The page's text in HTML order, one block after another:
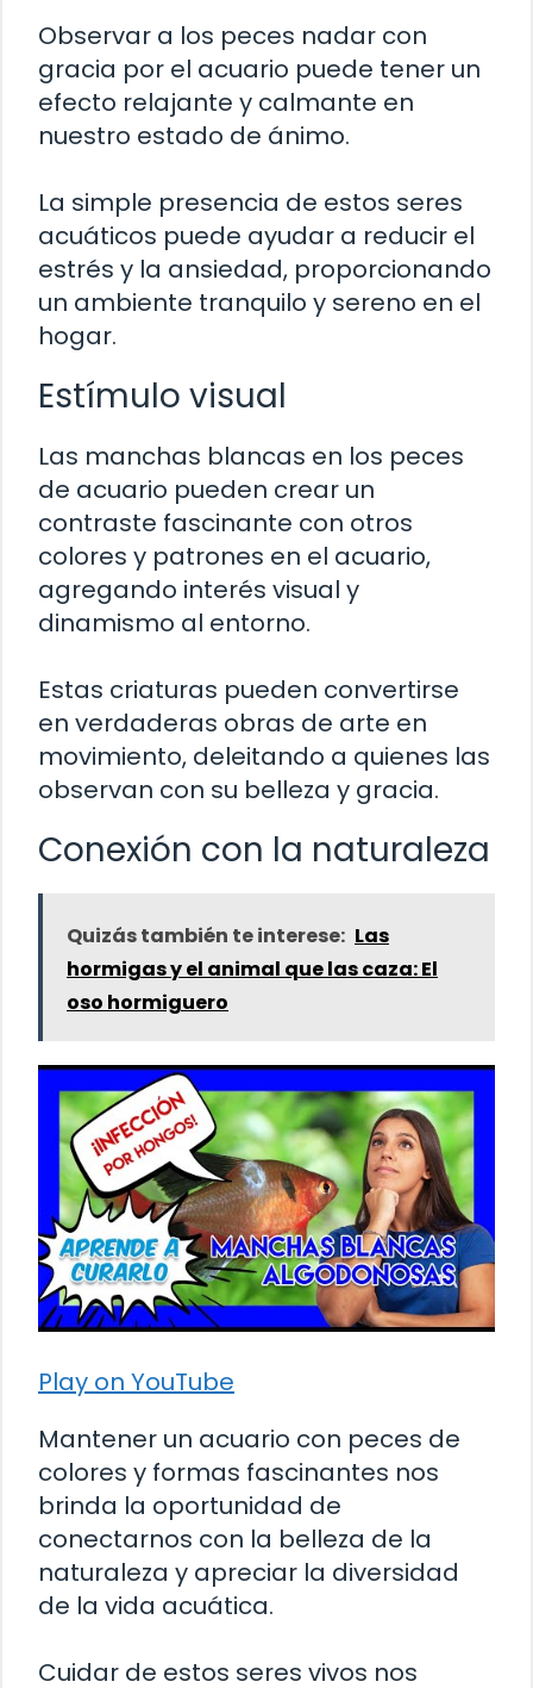
Observar a los peces nadar con
gracia por el acuario puede tener un
efecto relajante y calmante en
nuestro estado de ánimo.
La simple presencia de estos seres
acuáticos puede ayudar a reducir el
estrés y la ansiedad, proporcionando
un ambiente tranquilo y sereno en el
hogar.
Estímulo visual
Las manchas blancas en los peces
de acuario pueden crear un
contraste fascinante con otros
colores y patrones en el acuario,
agregando interés visual y
dinamismo al entorno.
Estas criaturas pueden convertirse
en verdaderas obras de arte en
movimiento, deleitando a quienes las
observan con su belleza y gracia.
Conexión con la naturaleza
Quizás también te interese: Las
hormigas y el animal que las caza: El
oso hormiguero
Play on YouTube
Mantener un acuario con peces de
colores y formas fascinantes nos
brinda la oportunidad de
conectarnos con la belleza de la
naturaleza y apreciar la diversidad
de la vida acuática.
Cuidar de estos seres vivos nos